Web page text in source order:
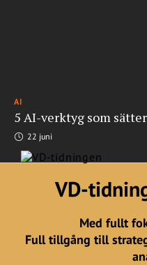
AI
5 AI-verktyg som
22 juni
VD-
Med fullt
Full tillgång till